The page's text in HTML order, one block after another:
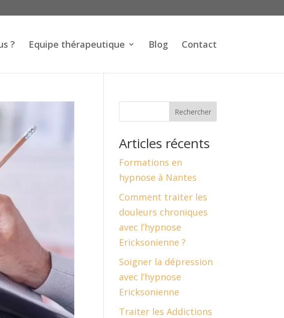
? Equipe thérapeutique Blog Contact
Rechercher
Articles récents
Formations en
hypnose à Nantes
Comment traiter les
douleurs chroniques
avec l’hypnose
Ericksonienne ?
Soigner la dépression
avec l’hypnose
Ericksonienne
Traiter les Addictions